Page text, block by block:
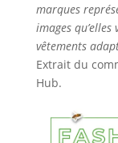
marques
images
vêtements
Extrait du
Hub.